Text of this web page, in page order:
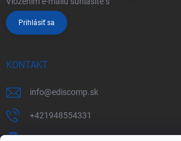
Prihlásiť sa
KONTAKT
info@ediscomp.sk
+421948554331